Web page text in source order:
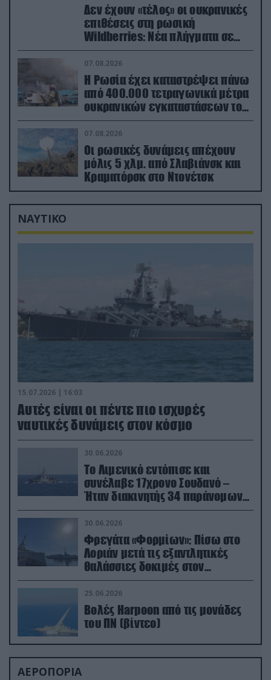
Δεν έχουν «τέλος» οι ουκρανικές
επιθέσεις στη ρωσική
Wildberries: Νέα πλήγματα σε
εγκαταστάσεις στα Ουράλια
07.08.2026
Η Ρωσία έχει καταστρέψει πάνω
από 400.000 τετραγωνικά μέτρα
ουκρανικών εγκαταστάσεων τον
Ιούλιο
07.08.2026
Οι ρωσικές δυνάμεις απέχουν
μόλις 5 χλμ. από Σλαβιάνσκ και
Κραματόρσκ στο Ντονέτσκ
ΝΑΥΤΙΚΟ
15.07.2026 | 16:03
Aυτές είναι οι πέντε πιο ισχυρές
ναυτικές δυνάμεις στον κόσμο
30.06.2026
Το Λιμενικό εντόπισε και
συνέλαβε 17χρονο Σουδανό –
Ήταν διακινητής 34 παράνομων
μεταναστών
30.06.2026
Φρεγάτα «Φορμίων»: Πίσω στο
Λοριάν μετά τις εξαντλητικές
θαλάσσιες δοκιμές στον
απαιτητικό Βισκαϊκό
25.06.2026
Βολές Harpoon από τις μονάδες
του ΠΝ (βίντεο)
ΑΕΡΟΠΟΡΙΑ